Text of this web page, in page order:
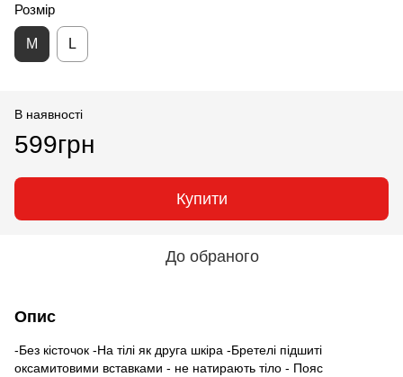
Розмір
M L
В наявності
599грн
Купити
До обраного
Опис
-Без кісточок -На тілі як друга шкіра -Бретелі підшиті
оксамитовими вставками - не натирають тіло - Пояс